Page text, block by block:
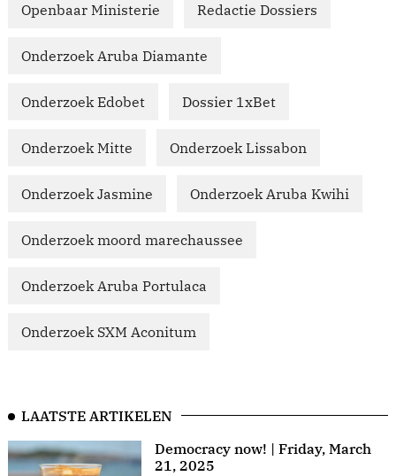
Openbaar Ministerie Redactie Dossiers
Onderzoek Aruba Diamante
Onderzoek Edobet Dossier 1xBet
Onderzoek Mitte Onderzoek Lissabon
Onderzoek Jasmine Onderzoek Aruba Kwihi
Onderzoek moord marechaussee
Onderzoek Aruba Portulaca
Onderzoek SXM Aconitum
LAATSTE ARTIKELEN
Democracy now! | Friday, March
21, 2025